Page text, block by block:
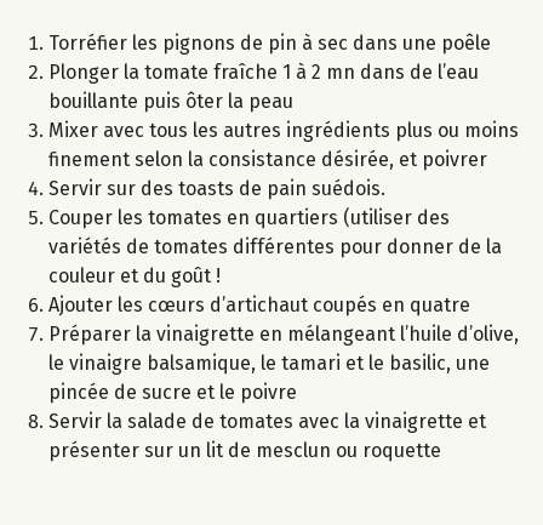
Torréfier les pignons de pin à sec dans une poêle
Plonger la tomate fraîche 1 à 2 mn dans de l’eau
bouillante puis ôter la peau
Mixer avec tous les autres ingrédients plus ou moins
finement selon la consistance désirée, et poivrer
Servir sur des toasts de pain suédois.
Couper les tomates en quartiers (utiliser des
variétés de tomates différentes pour donner de la
couleur et du goût !
Ajouter les cœurs d’artichaut coupés en quatre
Préparer la vinaigrette en mélangeant l’huile d’olive,
le vinaigre balsamique, le tamari et le basilic, une
pincée de sucre et le poivre
Servir la salade de tomates avec la vinaigrette et
présenter sur un lit de mesclun ou roquette